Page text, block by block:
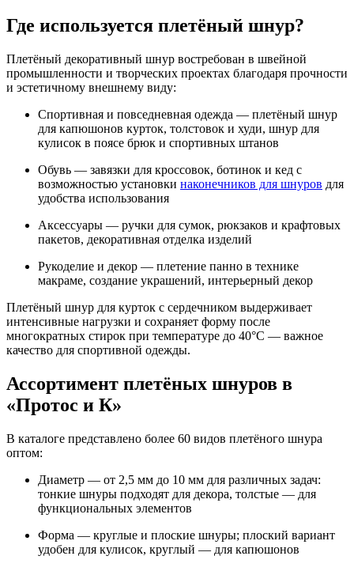
Где используется плетёный шнур?
Плетёный декоративный шнур востребован в швейной
промышленности и творческих проектах благодаря прочности
и эстетичному внешнему виду:
Спортивная и повседневная одежда — плетёный шнур
для капюшонов курток, толстовок и худи, шнур для
кулисок в поясе брюк и спортивных штанов
Обувь — завязки для кроссовок, ботинок и кед с
возможностью установки наконечников для шнуров для
удобства использования
Аксессуары — ручки для сумок, рюкзаков и крафтовых
пакетов, декоративная отделка изделий
Рукоделие и декор — плетение панно в технике
макраме, создание украшений, интерьерный декор
Плетёный шнур для курток с сердечником выдерживает
интенсивные нагрузки и сохраняет форму после
многократных стирок при температуре до 40°C — важное
качество для спортивной одежды.
Ассортимент плетёных шнуров в
«Протос и К»
В каталоге представлено более 60 видов плетёного шнура
оптом:
Диаметр — от 2,5 мм до 10 мм для различных задач:
тонкие шнуры подходят для декора, толстые — для
функциональных элементов
Форма — круглые и плоские шнуры; плоский вариант
удобен для кулисок, круглый — для капюшонов